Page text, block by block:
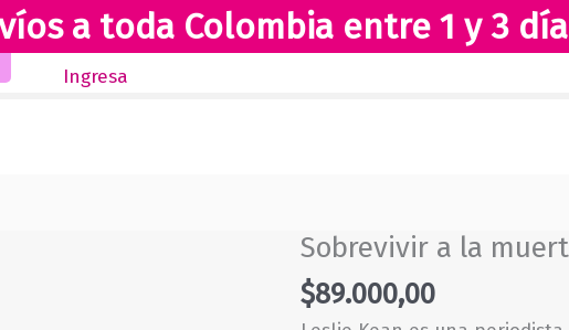
a toda Colombia entre 1 y 3
Inicio Novedades Revista Club Lectores Tienda
Ingresa
Sobrevivir a la
$89.000,00